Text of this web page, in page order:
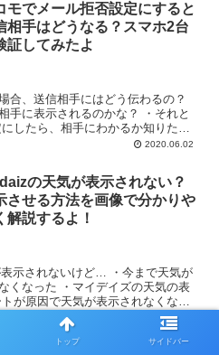
モでメール拒否設定にすると
相手はどうなる？スマホ2台
証してみたよ
合、送信相手にはどう伝わるの？
手に表示されるのかな？ ・それと
したら、相手にわかるか知りたい
しかに、気になりますよ...2020.06.02
の天気が表示されない？
させる方法を画像で分かりや
解説するよ！
示されないけど… ・今まで天気が
くなった ・マイデイズの天気の表
が原因で天気が表示されなくなっ
？ たしかに、ド...
2022.01.05
トップ サイドバー